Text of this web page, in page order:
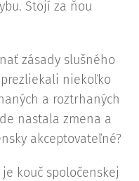
Stojí za ňou
zásady slušného
niekoľko
a roztrhaných
nastala zmena a
akceptovateľné?
kouč spoločenskej